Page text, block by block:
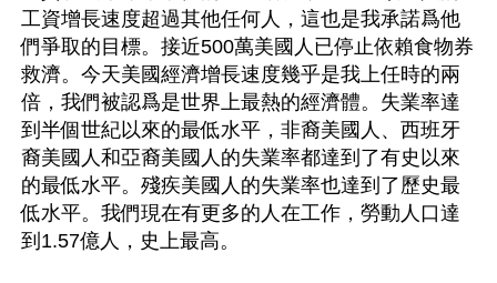
工資增長速度超過其他任何人，這也是我承諾爲他
們爭取的目標。接近500萬美國人已停止依賴食物券
救濟。今天美國經濟增長速度幾乎是我上任時的兩
倍，我們被認爲是世界上最熱的經濟體。失業率達
到半個世紀以來的最低水平，非裔美國人、西班牙
裔美國人和亞裔美國人的失業率都達到了有史以來
的最低水平。殘疾美國人的失業率也達到了歷史最
低水平。我們現在有更多的人在工作，勞動人口達
到1.57億人，史上最高。